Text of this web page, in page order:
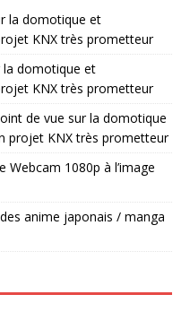
la domotique et
KNX très prometteur
la domotique et
KNX très prometteur
de vue sur la domotique
projet KNX très prometteur
Webcam 1080p à l’image
anime japonais / manga